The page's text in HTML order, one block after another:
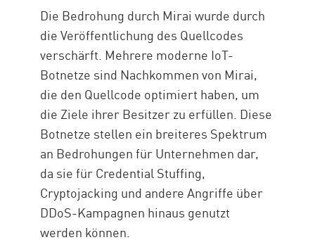
Die Bedrohung durch Mirai wurde durch
die Veröffentlichung des Quellcodes
verschärft. Mehrere moderne IoT-
Botnetze sind Nachkommen von Mirai,
die den Quellcode optimiert haben, um
die Ziele ihrer Besitzer zu erfüllen. Diese
Botnetze stellen ein breiteres Spektrum
an Bedrohungen für Unternehmen dar,
da sie für Credential Stuffing,
Cryptojacking und andere Angriffe über
DDoS-Kampagnen hinaus genutzt
werden können.